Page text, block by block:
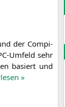
der Com­pi­
Umfeld sehr
basiert und
»